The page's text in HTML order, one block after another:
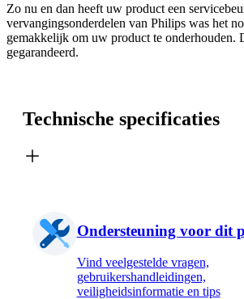
Zo nu en dan heeft uw product een
vervangingsonderdelen van Philips was het
gemakkelijk om uw product te onderhouden.
gegarandeerd.
Technische specificaties
Ondersteuning voor dit
Vind veelgestelde vragen,
gebruikershandleidingen,
veiligheidsinformatie en tips